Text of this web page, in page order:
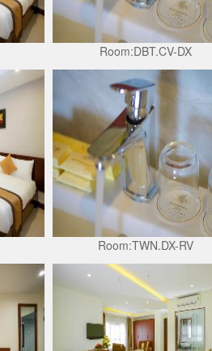
Room:DBT.CV-DX
Room:TWN.DX-RV